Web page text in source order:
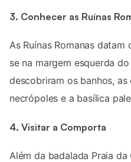
3. Conhecer as Ruínas
As Ruínas Romanas
se na margem esquerda
descobriram os banhos, as
necrópoles e a basílica
4. Visitar a Comporta
Além da badalada Praia